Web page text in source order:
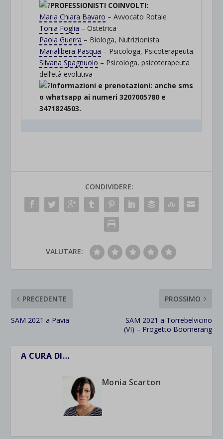
PROFESSIONISTI COINVOLTI:
Maria Chiara Bavaro – Avvocato Rotale
Tonia Foglia – Ostetrica
Paola Guerra – Biologa, Nutrizionista
Marialibera Pasqua – Psicologa, Psicoterapeuta.
Silvana Spagnuolo – Psicologa, psicoterapeuta
dell’età evolutiva
Informazioni e prenotazioni: anche sms
o whatsapp ai numeri 3207005780 e
3471824503.
CONDIVIDERE:
VALUTARE:
PRECEDENTE
SAM 2021 a Pavia
PROSSIMO
SAM 2021 a Torrebelvicino
(VI) – Progetto Boomerang
A CURA DI…
Monia Scarton